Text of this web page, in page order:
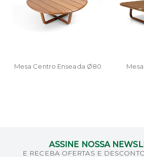
Mesa Centro Enseada Ø80
ASSINE NOSSA
E RECEBA OFERTAS E